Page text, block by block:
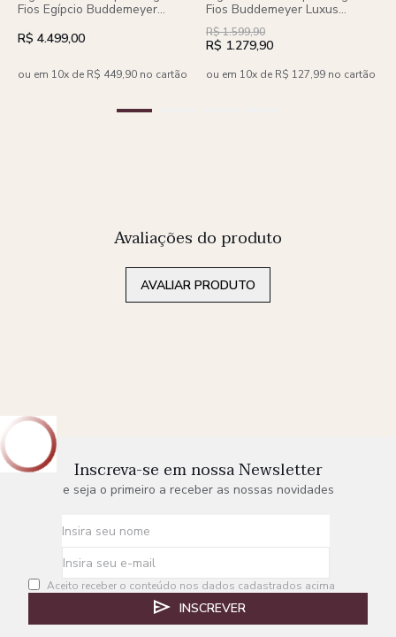
Fios Egípcio Buddemeyer
Penteado c/ bordado Bege 4
R$ 4.499,00
ou em 10x de R$ 449,90 no cartão
Fios Buddemeyer Luxus
Basquiat 100% Algodão
Penteado Verde/Verde 4
peças
R$ 1.599,90
R$ 1.279,90
ou em 10x de R$ 127,99 no cartão
Avaliações do produto
AVALIAR PRODUTO
Inscreva-se em nossa Newsletter
e seja o primeiro a receber as nossas novidades
Aceito receber o conteúdo nos dados cadastrados acima
INSCREVER